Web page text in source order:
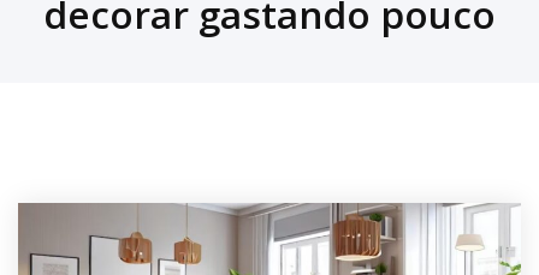
decorar gastando pouco